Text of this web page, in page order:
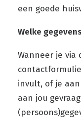
een goede
Welke
Wanneer je via
invult, of je
aan jou